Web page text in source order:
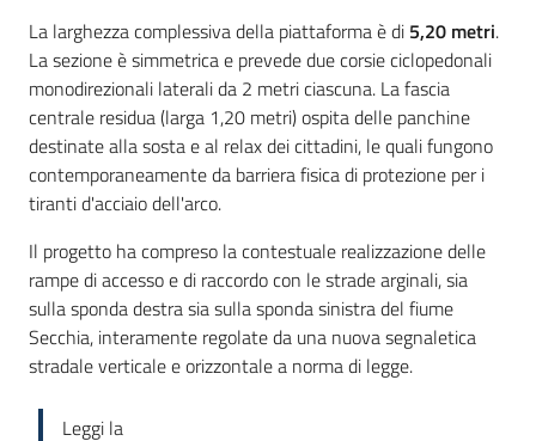
La larghezza complessiva della piattaforma è di 5,20 metri.
La sezione è simmetrica e prevede due corsie ciclopedonali
monodirezionali laterali da 2 metri ciascuna. La fascia
centrale residua (larga 1,20 metri) ospita delle panchine
destinate alla sosta e al relax dei cittadini, le quali fungono
contemporaneamente da barriera fisica di protezione per i
tiranti d'acciaio dell'arco.
Il progetto ha compreso la contestuale realizzazione delle
rampe di accesso e di raccordo con le strade arginali, sia
sulla sponda destra sia sulla sponda sinistra del fiume
Secchia, interamente regolate da una nuova segnaletica
stradale verticale e orizzontale a norma di legge.
Leggi la